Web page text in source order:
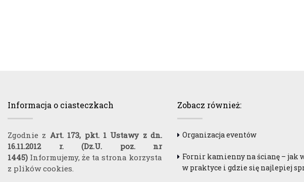
Informacja o ciasteczkach
Zgodnie z Art. 173, pkt. 1 Ustawy z dn.
16.11.2012 r. (Dz.U. poz. nr
1445) Informujemy, że ta strona korzysta
z plików cookies.
Zobacz również:
Organizacja eventów
Fornir kamienny na ścianę – jak
w praktyce i gdzie się najlepiej